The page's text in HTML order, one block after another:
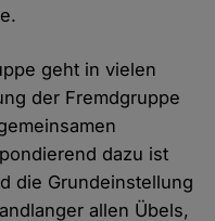
geht in vielen
der Fremdgruppe
dazu ist
die Grundeinstellung
allen Übels,